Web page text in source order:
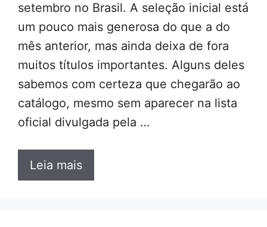
setembro no Brasil. A seleção inicial está
um pouco mais generosa do que a do
mês anterior, mas ainda deixa de fora
muitos títulos importantes. Alguns deles
sabemos com certeza que chegarão ao
catálogo, mesmo sem aparecer na lista
oficial divulgada pela …
Leia mais